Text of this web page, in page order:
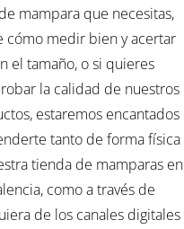
mampara que necesitas,
cómo medir bien y acertar
el tamaño, o si quieres
la calidad de nuestros
estaremos encantados
tanto de forma física
tienda de mamparas en
como a través de
de los canales digitales